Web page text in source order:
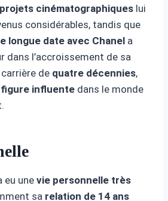
projets cinématographiques lui
considérables, tandis que
longue date avec Chanel a
dans l’accroissement de sa
de quatre décennies,
figure influente dans le monde
eu une vie personnelle très
sa relation de 14 ans